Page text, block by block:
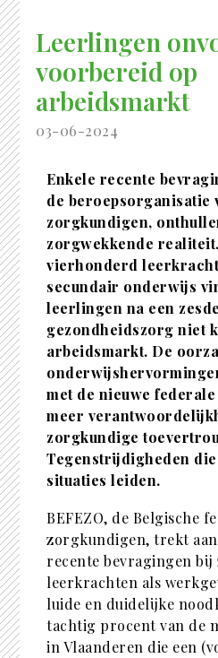
Leerlingen
voorbereid op
arbeidsmarkt
03-06-2024
Enkele recente
de beroepsorganisatie
zorgkundigen,
zorgwekkende
vierhonderd
secundair onderwijs
leerlingen na een
gezondheidszorg niet
arbeidsmarkt. De
met de nieuwe
meer
zorgkundige
Tegenstrijdigheden
situaties leiden.
BEFEZO, de Belgische
zorgkundigen, trekt
recente bevragingen bij
leerkrachten als
luide en duidelijke
tachtig procent van de
in Vlaanderen die een